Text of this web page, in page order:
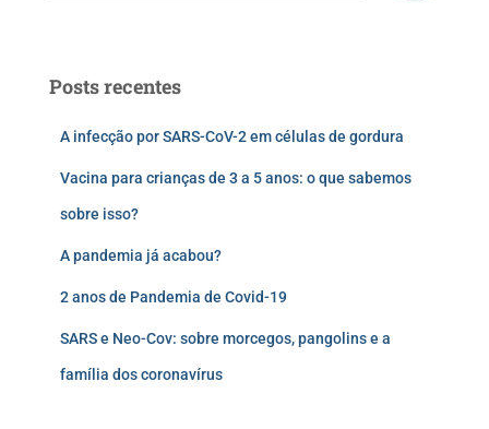
Posts recentes
A infecção por SARS-CoV-2 em células de gordura
Vacina para crianças de 3 a 5 anos: o que sabemos
sobre isso?
A pandemia já acabou?
2 anos de Pandemia de Covid-19
SARS e Neo-Cov: sobre morcegos, pangolins e a
família dos coronavírus